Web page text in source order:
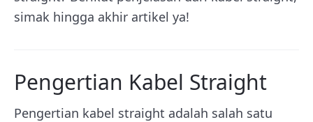
simak hingga akhir artikel ya!
Pengertian Kabel Straight
Pengertian kabel straight adalah salah satu